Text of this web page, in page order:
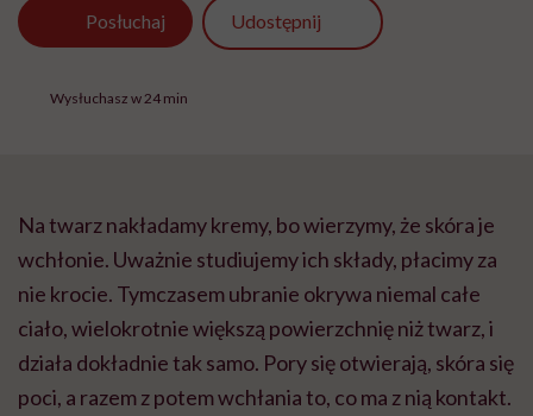
Posłuchaj Udostępnij
Wysłuchasz w 24 min
Na twarz nakładamy kremy, bo wierzymy, że skóra je
wchłonie. Uważnie studiujemy ich składy, płacimy za
nie krocie. Tymczasem ubranie okrywa niemal całe
ciało, wielokrotnie większą powierzchnię niż twarz, i
działa dokładnie tak samo. Pory się otwierają, skóra się
poci, a razem z potem wchłania to, co ma z nią kontakt.